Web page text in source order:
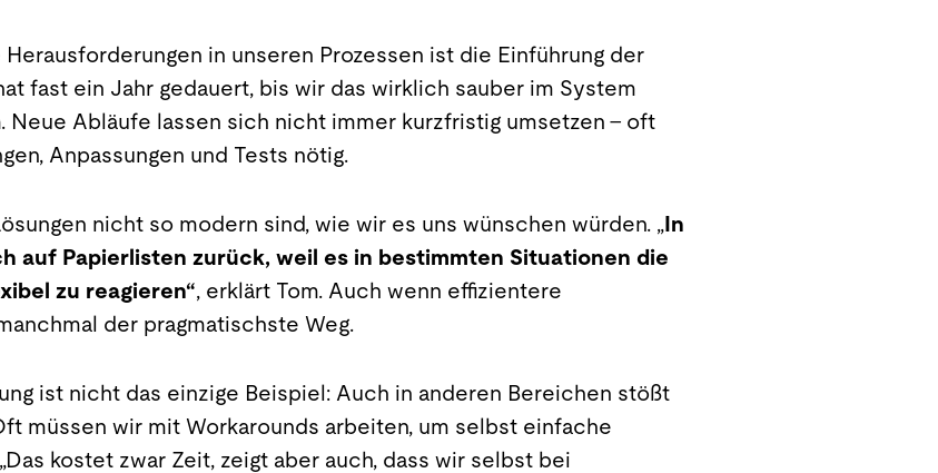
in unseren Prozessen ist die Einführung der
fast ein Jahr gedauert, bis wir das wirklich sauber im System
Neue Abläufe lassen sich nicht immer kurzfristig umsetzen – oft
Anpassungen und Tests nötig.
nicht so modern sind, wie wir es uns wünschen würden. „In
auf Papierlisten zurück, weil es in bestimmten Situationen die
zu reagieren“, erklärt Tom. Auch wenn effizientere
der pragmatischste Weg.
ist nicht das einzige Beispiel: Auch in anderen Bereichen stößt
müssen wir mit Workarounds arbeiten, um selbst einfache
kostet zwar Zeit, zeigt aber auch, dass wir selbst bei